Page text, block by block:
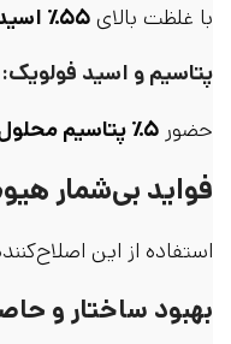
با غلظت بالای۵۵٪ اسید هیومیک
پتاسیم و اسید
حضور ۵٪ پتاسیم محلول
فواید بی‌شمار
استفاده از این
بهبود ساختار و